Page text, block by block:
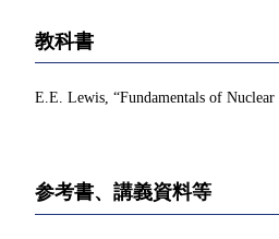
教科書
E.E. Lewis, “Fundamentals of
参考書、講義資料等